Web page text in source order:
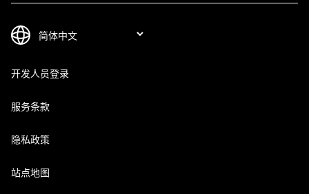
开发人员登录
服务条款
隐私政策
站点地图